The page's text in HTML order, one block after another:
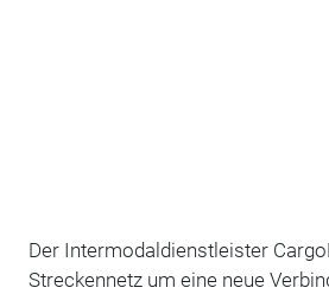
Der Intermodaldienstleister
Streckennetz um eine neue